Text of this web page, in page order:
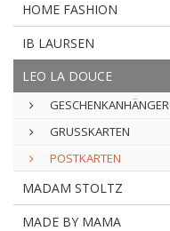
HOME FASHION
IB LAURSEN
LEO LA DOUCE
GESCHENKANHÄNGER
GRUSSKARTEN
POSTKARTEN
MADAM STOLTZ
MADE BY MAMA